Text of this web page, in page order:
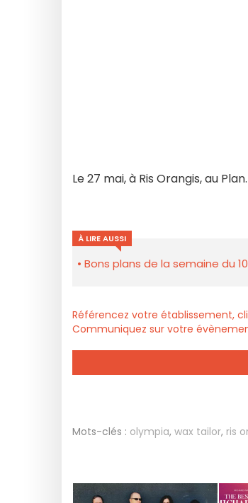
Le 27 mai, à Ris Orangis, au Plan.
À LIRE AUSSI
Bons plans de la semaine du
Référencez votre établissement,
Communiquez sur votre
Mots-clés : olympia, wax tailor, ris